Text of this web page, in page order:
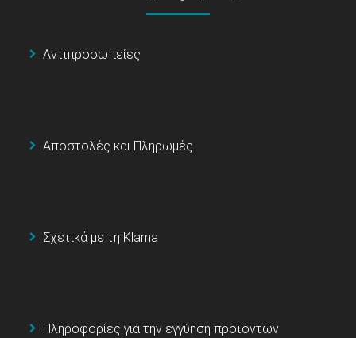
Αντιπροσωπείες
Αποστολές και Πληρωμές
Σχετικά με τη Klarna
Πληροφορίες για την εγγύηση προϊόντων